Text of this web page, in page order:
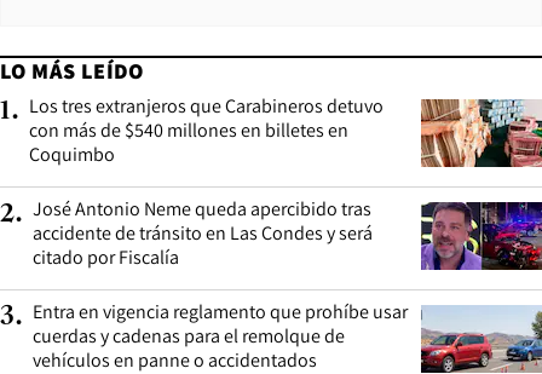
LO MÁS LEÍDO
1. Los tres extranjeros que Carabineros detuvo
con más de $540 millones en billetes en
Coquimbo
2. José Antonio Neme queda apercibido tras
accidente de tránsito en Las Condes y será
citado por Fiscalía
3. Entra en vigencia reglamento que prohíbe usar
cuerdas y cadenas para el remolque de
vehículos en panne o accidentados